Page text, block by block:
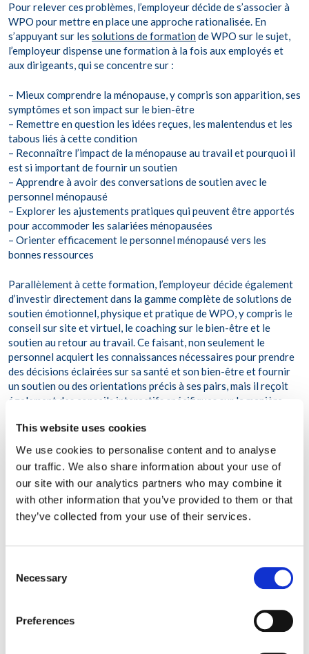
This website uses cookies
We use cookies to personalise content and to analyse
our traffic. We also share information about your use of
our site with our analytics partners who may combine it
with other information that you’ve provided to them or that
they’ve collected from your use of their services.
Selection
Necessary
Preferences
Pour relever ces problèmes, l’employeur décide de s’associer à
WPO pour mettre en place une approche rationalisée. En
s’appuyant sur les solutions de formationde WPO sur le sujet,
l’employeur dispense une formation à la fois aux employés et
aux dirigeants, qui se concentre sur :
– Mieux comprendre la ménopause, y compris son apparition, ses
symptômes et son impact sur le bien-être
– Remettre en question les idées reçues, les malentendus et les
tabous liés à cette condition
– Reconnaître l’impact de la ménopause au travail et pourquoi il
est si important de fournir un soutien
– Apprendre à avoir des conversations de soutien avec le
personnel ménopausé
– Explorer les ajustements pratiques qui peuvent être apportés
pour accommoder les salariées ménopausées
– Orienter efficacement le personnel ménopausé vers les
bonnes ressources
Parallèlement à cette formation, l’employeur décide également
d’investir directement dans la gamme complète de solutions de
soutien émotionnel, physique et pratique de WPO, y compris le
conseil sur site et virtuel, le coaching sur le bien-être et le
soutien au retour au travail. Ce faisant, non seulement le
personnel acquiert les connaissances nécessaires pour prendre
des décisions éclairées sur sa santé et son bien-être et fournir
un soutien ou des orientations précis à ses pairs, mais il reçoit
également des conseils interactifs spécifiques sur la manière
qu’une approche cloisonnée ne peut tout simplement pas offrir.
Grâce à l’approche intégrée de WPO, les salariées participantes
reçoivent à la fois une éducation précieuse sur les avantages
des soins personnels, de la gestion du stress et d’un mode de vie
sain pour atténuer les symptômes de la ménopause, ainsi que des
orientations personnalisées vers des services de conseil et de
ont appris. De même, les dirigeants ne se contentent pas
d’accommoder les salariées ménopausées – comme en réduisant
les charges de travail ou en développant des stratégies de
également de l’expertise professionnelle d’une équipe dédiée de
consultants en retour au travail de WPO, qui apportent un